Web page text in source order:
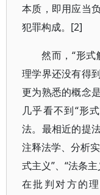
本质，即用应当
犯罪构成。[2]
然而，“形式
理学界还没有得
更为熟悉的概念
几乎看不到“形
法。最相近的提
注释法学、分析
式主义”、“法条
在批判对方的